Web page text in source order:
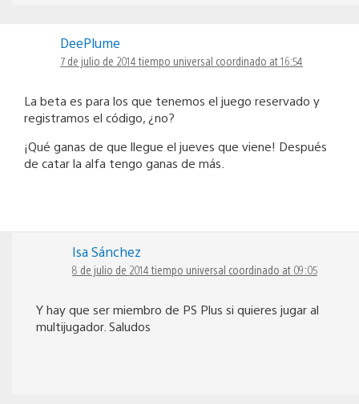
DeePlume
7 de julio de 2014 tiempo universal coordinado at 16:54
La beta es para los que tenemos el juego reservado y
registramos el código, ¿no?
¡Qué ganas de que llegue el jueves que viene! Después
de catar la alfa tengo ganas de más.
Isa Sánchez
8 de julio de 2014 tiempo universal coordinado at 09:05
Y hay que ser miembro de PS Plus si quieres jugar al
multijugador. Saludos